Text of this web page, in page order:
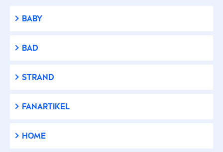
BABY
BAD
STRAND
FANARTIKEL
HOME